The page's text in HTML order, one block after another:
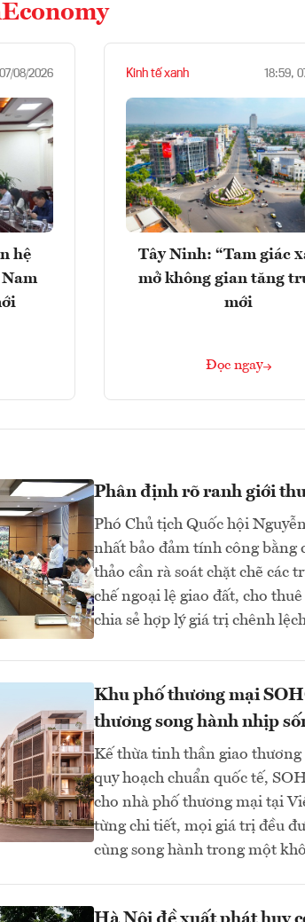
08/2026
hệ
Kinh tế xanh 18:59,
Tây Ninh: “Tam giác
mở không gian tăng
mới
Đọc ngay
Phân định rõ ranh giới
Phó Chủ tịch Quốc hội
nhất bảo đảm tính công bằng
thảo cần rà soát chặt chẽ các
chế ngoại lệ giao đất, cho
chia sẻ hợp lý giá trị chênh
Khu phố thương mại
thương song hành nhịp
Kế thừa tinh thần giao
quy hoạch chuẩn quốc tế,
cho nhà phố thương mại tại
từng chi tiết, mọi giá trị đều
cùng song hành trong một